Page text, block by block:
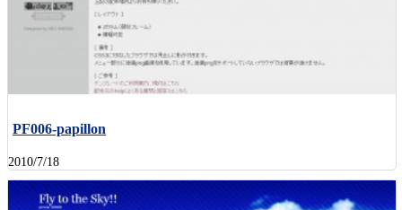
PF006-papillon
2010/7/18